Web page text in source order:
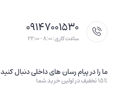
۰۹۱۴۷۰۰۱۵۳۰
ساعت کاری: ۸:۰۰ - ۲۲:۰۰
ما را در پیام رسان های داخلی دنبال کنید
۱۵٪ تخفیف در اولین خرید شما